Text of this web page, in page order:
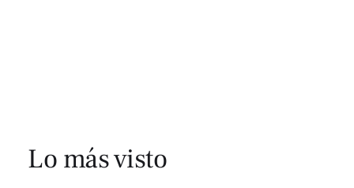
Lo más visto